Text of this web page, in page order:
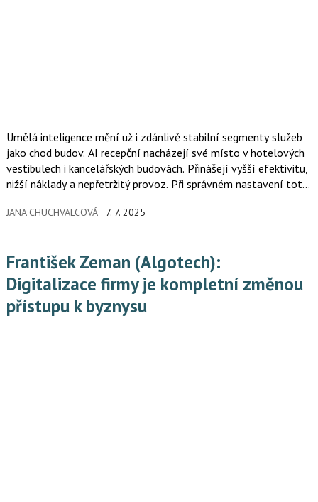
Umělá inteligence mění už i zdánlivě stabilní segmenty služeb
jako chod budov. AI recepční nacházejí své místo v hotelových
vestibulech i kancelářských budovách. Přinášejí vyšší efektivitu,
nižší náklady a nepřetržitý provoz. Při správném nastavení totiž
JANA CHUCHVALCOVÁ 7. 7. 2025
František Zeman (Algotech):
Digitalizace firmy je kompletní změnou
přístupu k byznysu